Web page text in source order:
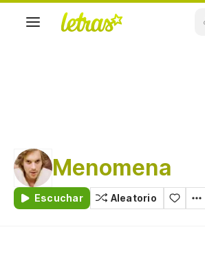
Menomena
Escuchar Aleatorio